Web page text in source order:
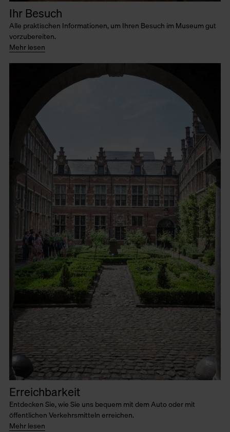
Ihr Besuch
Alle praktischen Informationen, um Ihren Besuch im Museum gut
vorzubereiten.
Mehr lesen
Erreichbarkeit
Entdecken Sie, wie Sie uns bequem mit dem Auto oder mit
öffentlichen Verkehrsmitteln erreichen.
Mehr lesen